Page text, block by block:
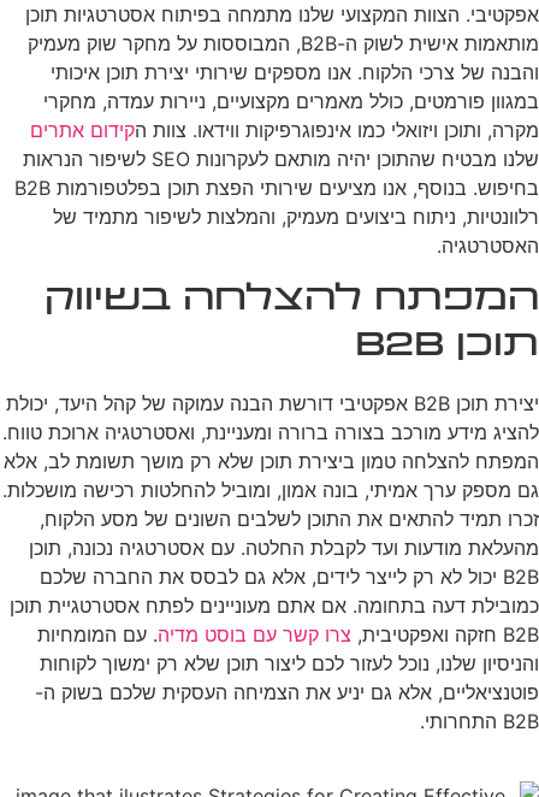
אפקטיבי. הצוות המקצועי שלנו מתמחה בפיתוח אסטרטגיות תוכן
מותאמות אישית לשוק ה-B2B, המבוססות על מחקר שוק מעמיק
והבנה של צרכי הלקוח. אנו מספקים שירותי יצירת תוכן איכותי
במגוון פורמטים, כולל מאמרים מקצועיים, ניירות עמדה, מחקרי
מקרה, ותוכן ויזואלי כמו אינפוגרפיקות ווידאו. צוות הקידום אתרים
שלנו מבטיח שהתוכן יהיה מותאם לעקרונות SEO לשיפור הנראות
בחיפוש. בנוסף, אנו מציעים שירותי הפצת תוכן בפלטפורמות B2B
רלוונטיות, ניתוח ביצועים מעמיק, והמלצות לשיפור מתמיד של
האסטרטגיה.
המפתח להצלחה בשיווק
תוכן B2B
יצירת תוכן B2B אפקטיבי דורשת הבנה עמוקה של קהל היעד, יכולת
להציג מידע מורכב בצורה ברורה ומעניינת, ואסטרטגיה ארוכת טווח.
המפתח להצלחה טמון ביצירת תוכן שלא רק מושך תשומת לב, אלא
גם מספק ערך אמיתי, בונה אמון, ומוביל להחלטות רכישה מושכלות.
זכרו תמיד להתאים את התוכן לשלבים השונים של מסע הלקוח,
מהעלאת מודעות ועד לקבלת החלטה. עם אסטרטגיה נכונה, תוכן
B2B יכול לא רק לייצר לידים, אלא גם לבסס את החברה שלכם
כמובילת דעה בתחומה. אם אתם מעוניינים לפתח אסטרטגיית תוכן
B2B חזקה ואפקטיבית,
צרו קשר עם בוסט מדיה. עם המומחיות
והניסיון שלנו, נוכל לעזור לכם ליצור תוכן שלא רק ימשוך לקוחות
פוטנציאליים, אלא גם יניע את הצמיחה העסקית שלכם בשוק ה-
B2B התחרותי.